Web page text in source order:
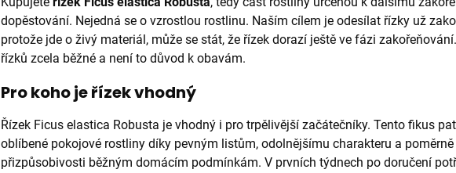
dopěstování. Nejedná se o vzrostlou rostlinu. Naším cílem je odesílat řízky už
protože jde o živý materiál, může se stát, že řízek dorazí ještě ve fázi
řízků zcela běžné a není to důvod k obavám.
Pro koho je řízek vhodný
Řízek Ficus elastica Robusta je vhodný i pro trpělivější začátečníky. Tento fikus
oblíbené pokojové rostliny díky pevným listům, odolnějšímu charakteru a poměrně
přizpůsobivosti běžným domácím podmínkám. V prvních týdnech po doručení